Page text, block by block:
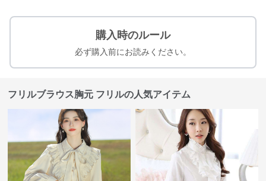
購入時のルール
必ず購入前にお読みください。
フリルブラウス胸元 フリルの人気アイテム